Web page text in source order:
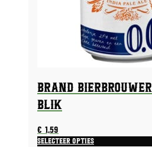
Brand
Blik
€ 1,59
Selecteer opties